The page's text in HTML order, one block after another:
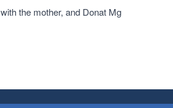
the mother, and Donat Mg